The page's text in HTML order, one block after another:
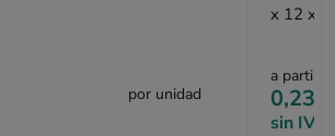
por unidad
x 12 x
a partir
0,23 €
sin IVA